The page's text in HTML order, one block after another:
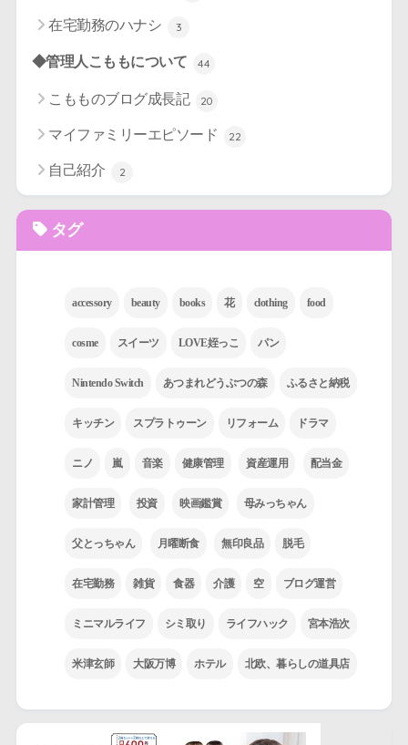
在宅勤務のハナシ 3
◆管理人こももについて 44
こもものブログ成長記 20
マイファミリーエピソード 22
自己紹介 2
タグ
accessory beauty books 花 clothing food
cosme スイーツ LOVE姪っこ パン
Nintendo Switch あつまれどうぶつの森 ふるさと納税
キッチン スプラトゥーン リフォーム ドラマ
ニノ 嵐 音楽 健康管理 資産運用 配当金
家計管理 投資 映画鑑賞 母みっちゃん
父とっちゃん 月曜断食 無印良品 脱毛
在宅勤務 雑貨 食器 介護 空 ブログ運営
ミニマルライフ シミ取り ライフハック 宮本浩次
米津玄師 大阪万博 ホテル 北欧、暮らしの道具店